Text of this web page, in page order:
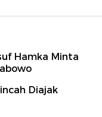
Hamka Minta
Diajak